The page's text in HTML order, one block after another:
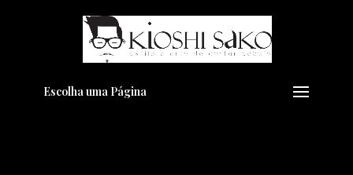
Escolha uma Página
Pensando em transformar seu
Visual??